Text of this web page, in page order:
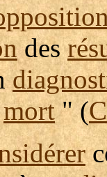
des
mort" (